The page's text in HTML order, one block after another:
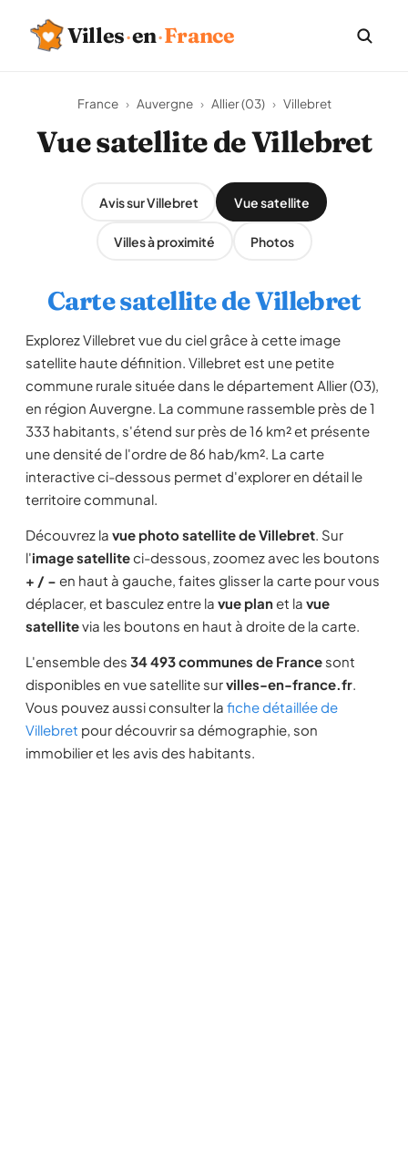
Villes·en·France
France › Auvergne › Allier (03) › Villebret
Vue satellite de Villebret
Avis sur Villebret Vue satellite
Villes à proximité Photos
Carte satellite de Villebret
Explorez Villebret vue du ciel grâce à cette image
satellite haute définition. Villebret est une petite
commune rurale située dans le département Allier (03),
en région Auvergne. La commune rassemble près de 1
333 habitants, s'étend sur près de 16 km² et présente
une densité de l'ordre de 86 hab/km². La carte
interactive ci-dessous permet d'explorer en détail le
territoire communal.
Découvrez la vue photo satellite de Villebret. Sur
l'image satelliteci-dessous, zoomez avec les boutons
+ / − en haut à gauche, faites glisser la carte pour vous
déplacer, et basculez entre la vue planet la vue
satellitevia les boutons en haut à droite de la carte.
L'ensemble des 34 493 communes de France sont
disponibles en vue satellite survilles-en-france.fr.
Vous pouvez aussi consulter la fiche détaillée de
Villebret pour découvrir sa démographie, son
immobilier et les avis des habitants.